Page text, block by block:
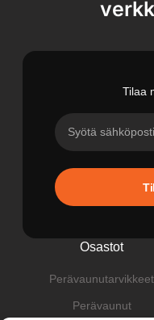
Tilaa
Osastot
Perävaunutarvikkeet
Perävaunut